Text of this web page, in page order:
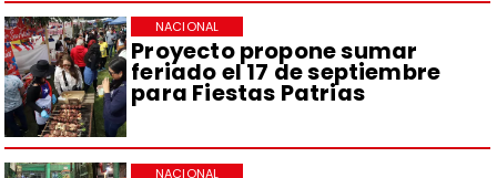
Proyecto propone sumar
feriado el 17 de septiembre
para Fiestas Patrias
NACIONAL
NACIONAL